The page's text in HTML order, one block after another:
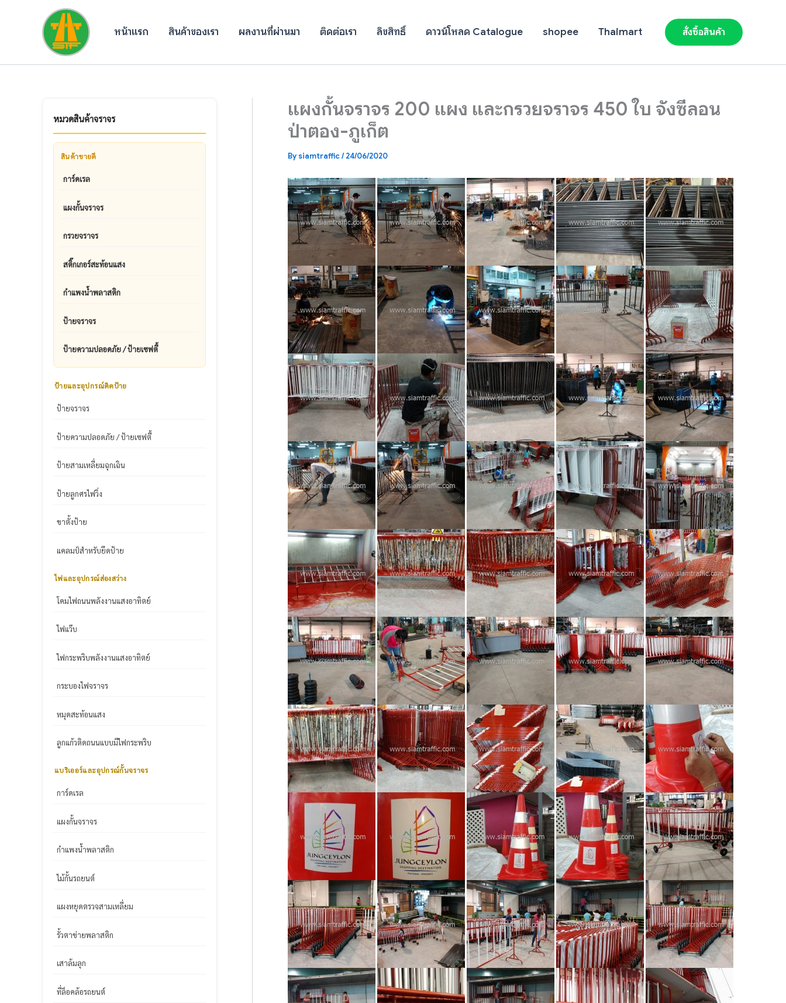
หน้าแรก สินค้าของเรา ผลงานที่ผ่านมา ติดต่อเรา ลิขสิทธิ์ ดาวน์โหลด Catalogue shopee Thaimart สั่งซื้อสินค้า
หมวดสินค้าจราจร
สินค้าขายดี
การ์ดเรล
แผงกั้นจราจร
กรวยจราจร
สติ๊กเกอร์สะท้อนแสง
กำแพงน้ำพลาสติก
ป้ายจราจร
ป้ายความปลอดภัย / ป้ายเซฟตี้
ป้ายและอุปกรณ์ติดป้าย
ป้ายจราจร
ป้ายความปลอดภัย / ป้ายเซฟตี้
ป้ายสามเหลี่ยมฉุกเฉิน
ป้ายลูกศรไฟวิ่ง
ขาตั้งป้าย
แคลมป์สำหรับยึดป้าย
ไฟและอุปกรณ์ส่องสว่าง
โคมไฟถนนพลังงานแสงอาทิตย์
ไฟแว๊บ
ไฟกระพริบพลังงานแสงอาทิตย์
กระบองไฟจราจร
หมุดสะท้อนแสง
ลูกแก้วติดถนนแบบมีไฟกระพริบ
แบริเออร์และอุปกรณ์กั้นจราจร
การ์ดเรล
แผงกั้นจราจร
กำแพงน้ำพลาสติก
ไม้กั้นรถยนต์
แผงหยุดตรวจสามเหลี่ยม
รั้วตาข่ายพลาสติก
เสาล้มลุก
ที่ล็อคล้อรถยนต์
แผงกั้นจราจร 200 แผง และกรวยจราจร 450 ใบ จังซีลอน
ป่าตอง-ภูเก็ต
By siamtraffic/24/06/2020